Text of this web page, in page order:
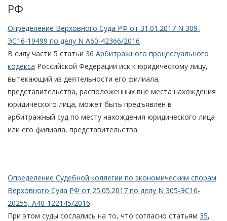
РФ
Определение Верховного Суда РФ от 31.01.2017 N 309-
ЭС16-19499 по делу N А60-42366/2016
В силу части 5 статьи 36 Арбитражного процессуального
кодекса Российской Федерации иск к юридическому лицу,
вытекающий из деятельности его филиала,
представительства, расположенных вне места нахождения
юридического лица, может быть предъявлен в
арбитражный суд по месту нахождения юридического лица
или его филиала, представительства.
Определение Судебной коллегии по экономическим спорам
Верховного Суда РФ от 25.05.2017 по делу N 305-ЭС16-
20255, А40-122145/2016
При этом суды сослались на то, что согласно статьям 35,